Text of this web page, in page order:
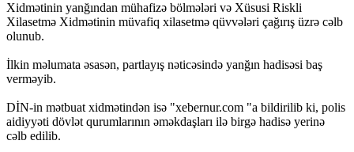
Xidmətinin yanğından mühafizə bölmələri və Xüsusi Riskli
Xilasetmə Xidmətinin müvafiq xilasetmə qüvvələri çağırış üzrə cəlb
olunub.
İlkin məlumata əsasən, partlayış nəticəsində yanğın hadisəsi baş
verməyib.
DİN-in mətbuat xidmətindən isə "xebernur.com "a bildirilib ki, polis
aidiyyəti dövlət qurumlarının əməkdaşları ilə birgə hadisə yerinə
cəlb edilib.